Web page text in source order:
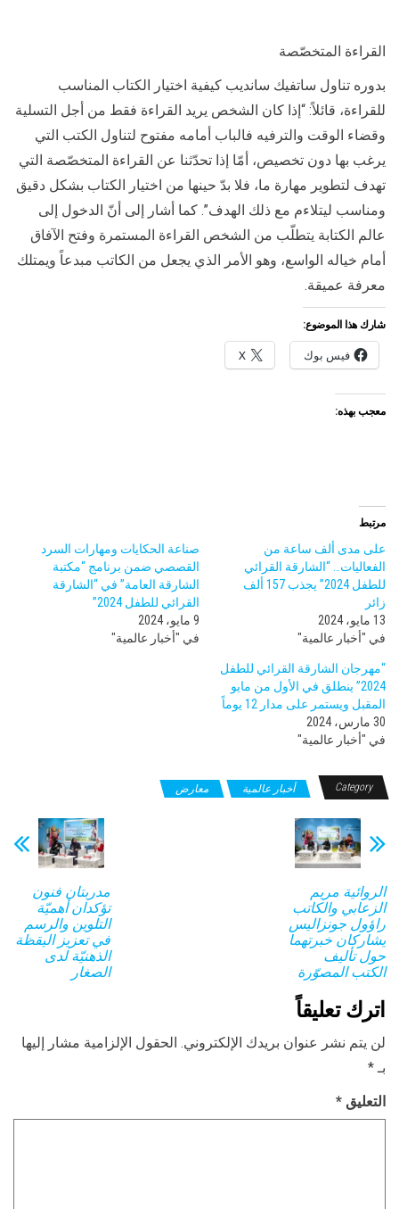
القراءة المتخصّصة
بدوره تناول ساتفيك سانديب كيفية اختيار الكتاب المناسب
للقراءة، قائلاً: “إذا كان الشخص يريد القراءة فقط من أجل التسلية
وقضاء الوقت والترفيه فالباب أمامه مفتوح لتناول الكتب التي
يرغب بها دون تخصيص، أمّا إذا تحدّثنا عن القراءة المتخصّصة التي
تهدف لتطوير مهارة ما، فلا بدّ حينها من اختيار الكتاب بشكل دقيق
ومناسب ليتلاءم مع ذلك الهدف”. كما أشار إلى أنّ الدخول إلى
عالم الكتابة يتطلّب من الشخص القراءة المستمرة وفتح الآفاق
أمام خياله الواسع، وهو الأمر الذي يجعل من الكاتب مبدعاً ويمتلك
معرفة عميقة.
شارك هذا الموضوع:
فيس بوك X
معجب بهذه:
مرتبط
على مدى ألف ساعة من
الفعاليات… “الشارقة القرائي
للطفل 2024” يجذب 157 ألف
زائر
13 مايو، 2024
في "أخبار عالمية"
صناعة الحكايات ومهارات السرد
القصصي ضمن برنامج “مكتبة
الشارقة العامة” في “الشارقة
القرائي للطفل 2024”
9 مايو، 2024
في "أخبار عالمية"
“مهرجان الشارقة القرائي للطفل
2024” ينطلق في الأول من مايو
المقبل ويستمر على مدار 12 يوماً
30 مارس، 2024
في "أخبار عالمية"
Category أخبار عالمية معارض
مدربتان فنون
تؤكدان أهميّة
التلوين والرسم
في تعزيز اليقظة
الذهنيّة لدى
الصغار
الروائية مريم
الزعابي والكاتب
راؤول جونزاليس
يشاركان خبرتهما
حول تأليف
الكتب المصوّرة
اترك تعليقاً
لن يتم نشر عنوان بريدك الإلكتروني. الحقول الإلزامية مشار إليها
بـ *
التعليق *